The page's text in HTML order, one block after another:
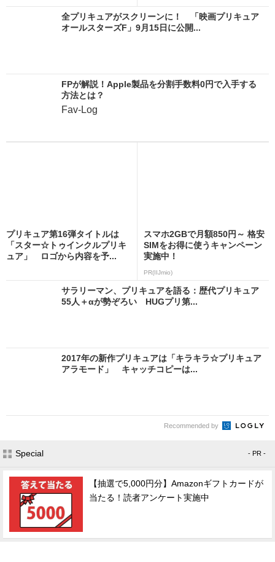
全プリキュアがスクリーンに！ 「映画プリキュア
オールスターズF」9月15日に公開...
FPが解説！Apple製品を分割手数料0円で入手する
方法とは？
Fav-Log
プリキュア第16弾タイトルは
「スター☆トゥインクルプリキ
ュア」 ロゴから内容を予...
スマホ2GBで月額850円～ 格安
SIMをお得に使うキャンペーン
実施中！
PR(IIJmio)
サラリーマン、プリキュアを語る：歴代プリキュア
55人＋αが勢ぞろい HUGプリ第...
2017年の新作プリキュアは「キラキラ☆プリキュア
アラモード」 キャッチコピーは...
Recommended by
Special - PR -
【抽選で5,000円分】Amazonギフトカードが
当たる！読者アンケート実施中